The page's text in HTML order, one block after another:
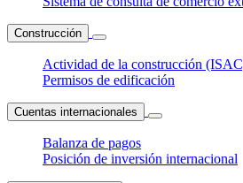
Construcción
Actividad de la construcción
Permisos de edificación
Cuentas internacionales
Balanza de pagos
Posición de inversión internacional